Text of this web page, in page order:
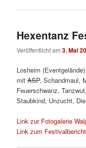
Hexentanz
Veröffentlicht am3. Mai
Losheim
mitASP, Schandmaul,
Feuerschwanz,
Staubkind, Unzucht,
Link zur Fotogalerie
Link zum